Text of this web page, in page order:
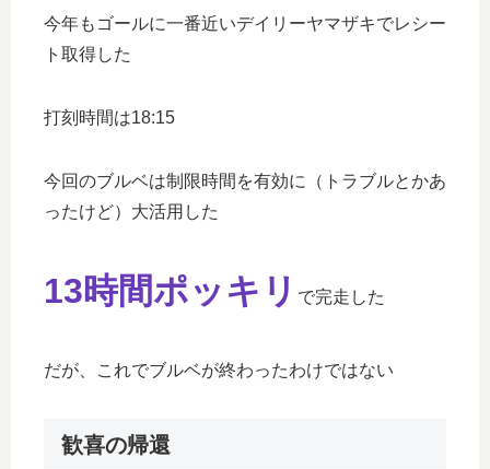
今年もゴールに一番近いデイリーヤマザキでレシー
ト取得した
打刻時間は18:15
今回のブルベは制限時間を有効に（トラブルとかあ
ったけど）大活用した
13時間ポッキリ で完走した
だが、これでブルベが終わったわけではない
歓喜の帰還